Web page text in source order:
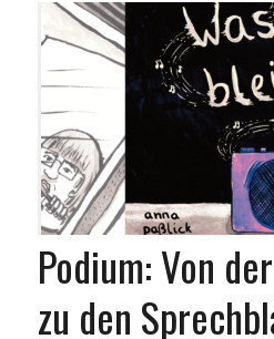
Podium: Von
zu den